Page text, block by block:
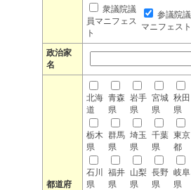
衆議院議
員マニフェス
ト
参議院
マニフェスト
政治家
名
都道府
北海
道
青森
県
岩手
県
宮城
県
秋田
県
栃木
県
群馬
県
埼玉
県
千葉
県
東京
都
石川
県
福井
県
山梨
県
長野
県
岐阜
県